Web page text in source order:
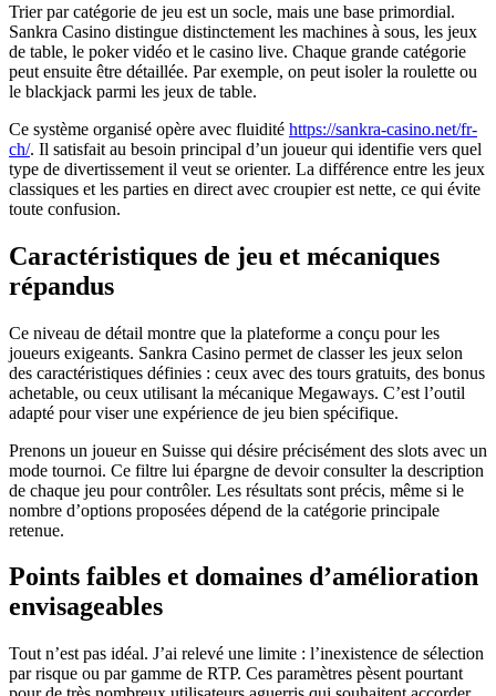
Trier par catégorie de jeu est un socle, mais une base primordial.
Sankra Casino distingue distinctement les machines à sous, les jeux
de table, le poker vidéo et le casino live. Chaque grande catégorie
peut ensuite être détaillée. Par exemple, on peut isoler la roulette ou
le blackjack parmi les jeux de table.
Ce système organisé opère avec fluidité https://sankra-casino.net/fr-
ch/. Il satisfait au besoin principal d’un joueur qui identifie vers quel
type de divertissement il veut se orienter. La différence entre les jeux
classiques et les parties en direct avec croupier est nette, ce qui évite
toute confusion.
Caractéristiques de jeu et mécaniques
répandus
Ce niveau de détail montre que la plateforme a conçu pour les
joueurs exigeants. Sankra Casino permet de classer les jeux selon
des caractéristiques définies : ceux avec des tours gratuits, des bonus
achetable, ou ceux utilisant la mécanique Megaways. C’est l’outil
adapté pour viser une expérience de jeu bien spécifique.
Prenons un joueur en Suisse qui désire précisément des slots avec un
mode tournoi. Ce filtre lui épargne de devoir consulter la description
de chaque jeu pour contrôler. Les résultats sont précis, même si le
nombre d’options proposées dépend de la catégorie principale
retenue.
Points faibles et domaines d’amélioration
envisageables
Tout n’est pas idéal. J’ai relevé une limite : l’inexistence de sélection
par risque ou par gamme de RTP. Ces paramètres pèsent pourtant